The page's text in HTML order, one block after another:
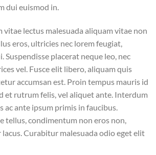
dui euismod in.
vitae lectus malesuada aliquam vitae non
eros, ultricies nec lorem feugiat,
Suspendisse placerat neque leo, nec
vel. Fusce elit libero, aliquam quis
accumsan est. Proin tempus mauris id
et rutrum felis, vel aliquet ante. Interdum
ac ante ipsum primis in faucibus.
tellus, condimentum non eros non,
Curabitur malesuada odio eget elit